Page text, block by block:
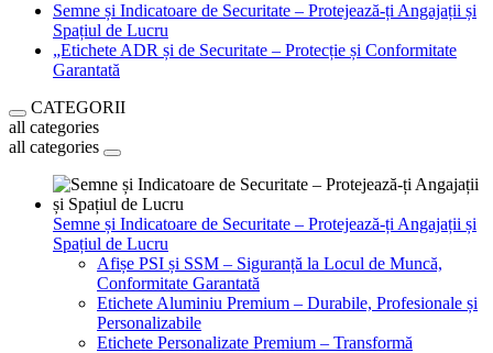
Semne și Indicatoare de Securitate – Protejează-ți Angajații și
Spațiul de Lucru
„Etichete ADR și de Securitate – Protecție și Conformitate
Garantată
CATEGORII
all categories
all categories
Semne și Indicatoare de Securitate – Protejează-ți Angajații și
Spațiul de Lucru
Afișe PSI și SSM – Siguranță la Locul de Muncă,
Conformitate Garantată
Etichete Aluminiu Premium – Durabile, Profesionale și
Personalizabile
Etichete Personalizate Premium – Transformă